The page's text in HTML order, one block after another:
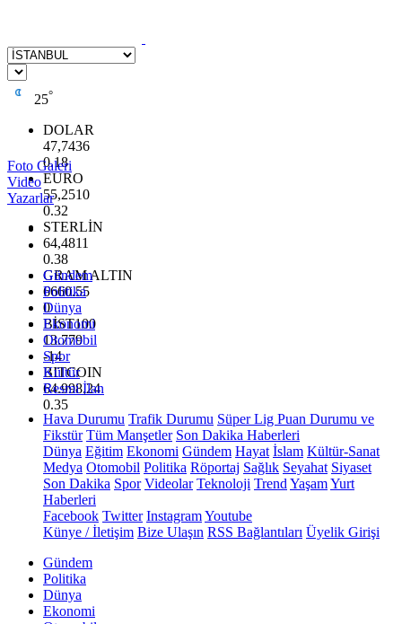
25°
DOLAR
47,7436
0.18
EURO
55,2510
0.32
STERLİN
64,4811
0.38
GRAM ALTIN
6660.55
0
BİST100
13.779
-14
BITCOIN
64.998,24
0.35
Foto Galeri
Video
Yazarlar
Gündem
Politika
Dünya
Ekonomi
Otomobil
Spor
Kültür
Resmi İlan
Hava Durumu Trafik Durumu Süper Lig Puan Durumu ve
Fikstür Tüm Manşetler Son Dakika Haberleri
Dünya Eğitim Ekonomi Gündem Hayat İslam Kültür-Sanat
Medya Otomobil Politika Röportaj Sağlık Seyahat Siyaset
Son Dakika Spor Videolar Teknoloji Trend YaşamYurt
Haberleri
Facebook Twitter InstagramYoutube
Künye / İletişim Bize Ulaşın RSS Bağlantıları Üyelik Girişi
Gündem
Politika
Dünya
Ekonomi